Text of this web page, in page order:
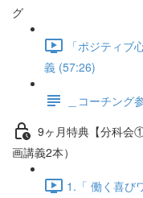
グ
「ポジティ
義 (57:26)
＿コーチング
9ヶ月特典【分科会
画講義2本）
1.「 働く喜び